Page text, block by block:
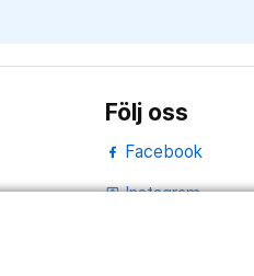
Följ oss
Facebook
portraitInstagram